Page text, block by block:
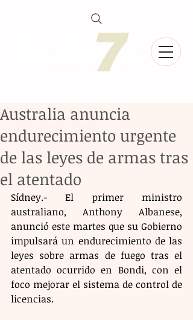
Australia anuncia
endurecimiento urgente
de las leyes de armas tras
el atentado
Sídney.- El primer ministro
australiano, Anthony Albanese,
anunció este martes que su Gobierno
impulsará un endurecimiento de las
leyes sobre armas de fuego tras el
atentado ocurrido en Bondi, con el
foco mejorar el sistema de control de
licencias.